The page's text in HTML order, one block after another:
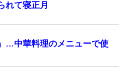
れて寝正月
…中華料理のメニューで使